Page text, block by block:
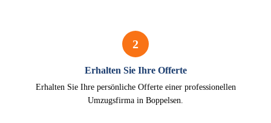
2
Erhalten Sie Ihre Offerte
Erhalten Sie Ihre persönliche Offerte einer professionellen
Umzugsfirma in Boppelsen.